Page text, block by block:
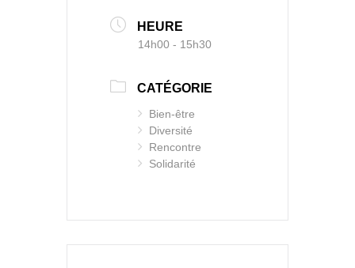
HEURE
14h00 - 15h30
CATÉGORIE
Bien-être
Diversité
Rencontre
Solidarité